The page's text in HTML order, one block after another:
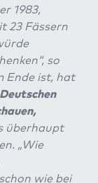
1983,
23 Fässern
so
Ende ist, hat
überhaupt
„Wie
wie bei